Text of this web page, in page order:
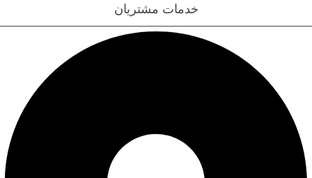
خدمات مشتریان